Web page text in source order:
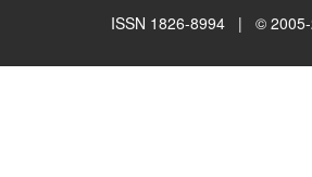
ISSN 1826-8994 | © 2005-